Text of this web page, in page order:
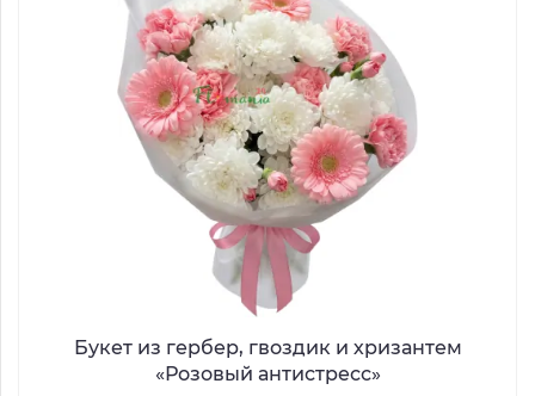
Букет из гербер, гвоздик и хризантем
«Розовый антистресс»